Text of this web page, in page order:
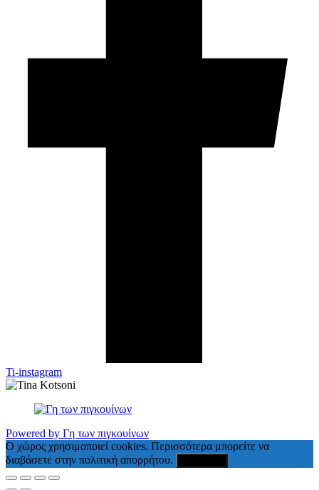
Ti-instagram
Powered by Γη των πιγκουίνων
Ο χώρος χρησιμοποιεί cookies. Περισσότερα μπορείτε να
διαβάσετε στην πολιτική απορρήτου.